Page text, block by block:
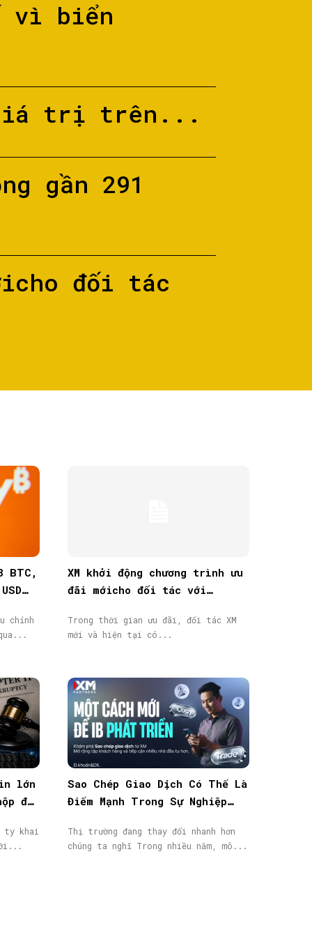
vì biển
giá trị trên...
gần 291
đối tác
BTC,
chỉnh
XM khởi động chương trình ưu
đãi mớicho đối tác với
40.000$
Trong thời gian ưu đãi, đối tác XM
mới và hiện tại có...
lớn
đơn
ty khai
Sao Chép Giao Dịch Có Thể Là
Điểm Mạnh Trong Sự Nghiệp
Thị trường đang thay đổi nhanh hơn
chúng ta nghĩ Trong nhiều năm, mô...